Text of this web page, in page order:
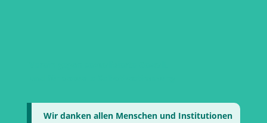
Wir danken allen Menschen und Institutionen